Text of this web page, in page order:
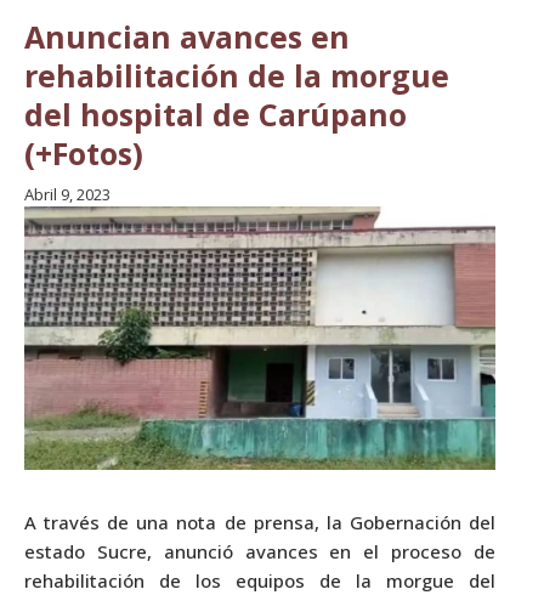
Anuncian avances en
rehabilitación de la morgue
del hospital de Carúpano
(+Fotos)
Abril 9, 2023
A través de una nota de prensa, la Gobernación del
estado Sucre, anunció avances en el proceso de
rehabilitación de los equipos de la morgue del